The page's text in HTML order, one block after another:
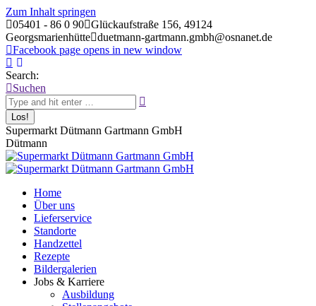
Zum Inhalt springen
05401 - 86 0 90 Glückaufstraße 156, 49124
Georgsmarienhütte duetmann-gartmann.gmbh@osnanet.de
Facebook page opens in new window
Search:
Suchen
Supermarkt Dütmann Gartmann GmbH
Dütmann
Home
Über uns
Lieferservice
Standorte
Handzettel
Rezepte
Bildergalerien
Jobs & Karriere
Ausbildung